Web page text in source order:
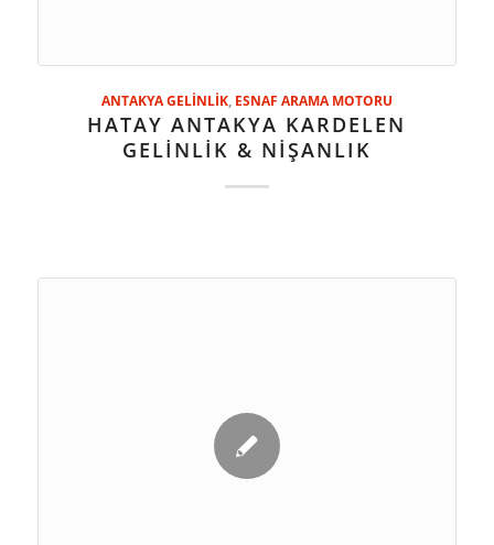
ANTAKYA GELİNLİK, ESNAF ARAMA MOTORU
HATAY ANTAKYA KARDELEN
GELİNLİK & NİŞANLIK